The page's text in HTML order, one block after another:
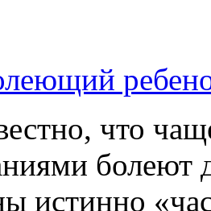
что
болеют
истинно